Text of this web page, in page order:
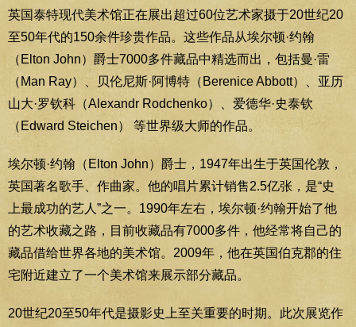
英国泰特现代美术馆正在展出超过60位艺术家摄于20世纪20
至50年代的150余件珍贵作品。这些作品从埃尔顿·约翰
（Elton John）爵士7000多件藏品中精选而出，包括曼·雷
（Man Ray）、贝伦尼斯·阿博特（Berenice Abbott）、亚历
山大·罗钦科（Alexandr Rodchenko）、爱德华·史泰钦
（Edward Steichen） 等世界级大师的作品。
埃尔顿·约翰（Elton John）爵士，1947年出生于英国伦敦，
英国著名歌手、作曲家。他的唱片累计销售2.5亿张，是“史
上最成功的艺人”之一。1990年左右，埃尔顿·约翰开始了他
的艺术收藏之路，目前收藏品有7000多件，他经常将自己的
藏品借给世界各地的美术馆。2009年，他在英国伯克郡的住
宅附近建立了一个美术馆来展示部分藏品。
20世纪20至50年代是摄影史上至关重要的时期。此次展览作